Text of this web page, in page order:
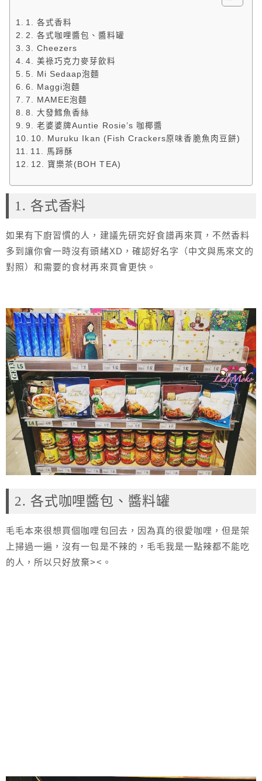
1. 各式香料
2. 各式咖哩醬包、醬料罐
3. Cheezers
4. 美祿巧克力麥芽飲料
5. Mi Sedaap泡麵
6. Maggi泡麵
7. MAMEE泡麵
8. 大發鱈魚香絲
9. 老婆婆牌Auntie Rosie’s 咖椰醬
10. Muruku Ikan (Fish Crackers原味香脆魚肉豆餅)
11. 馬蹄酥
12. 寶樂茶(BOH TEA)
1. 各式香料
如果有下廚習慣的人，建議先研究好食譜再來買，不然香料
多到讓你會一時沒有頭緒XD，確認好名字（中文與馬來文的
對照）和需要的食材再來買會更快。
2. 各式咖哩醬包、醬料罐
毛毛本來很想買個咖哩包回去，因為真的很愛咖哩，但是架
上掃過一遍，沒有一包是不辣的，毛毛我是一點辣都不能吃
的人，所以只好放棄><。